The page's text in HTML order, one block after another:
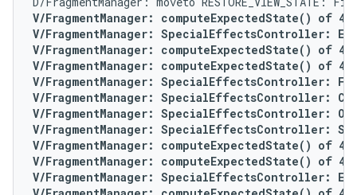
V/FragmentManager: computeExpectedState() of 4
V/FragmentManager: SpecialEffectsController:
V/FragmentManager: computeExpectedState() of 4
V/FragmentManager: computeExpectedState() of 4
V/FragmentManager: SpecialEffectsController:
V/FragmentManager: SpecialEffectsController:
V/FragmentManager: SpecialEffectsController:
V/FragmentManager:
V/FragmentManager: computeExpectedState() of 4
V/FragmentManager: computeExpectedState() of 4
V/FragmentManager: SpecialEffectsController: